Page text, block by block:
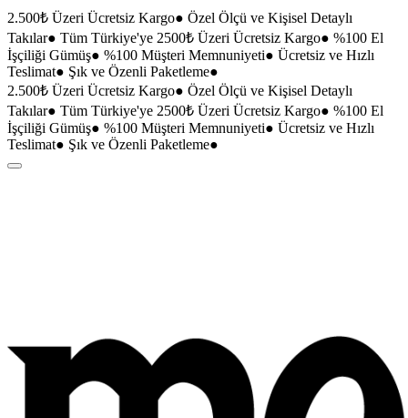
2.500₺ Üzeri Ücretsiz Kargo● Özel Ölçü ve Kişisel Detaylı
Takılar● Tüm Türkiye'ye 2500₺ Üzeri Ücretsiz Kargo● %100 El
İşçiliği Gümüş● %100 Müşteri Memnuniyeti● Ücretsiz ve Hızlı
Teslimat● Şık ve Özenli Paketleme●
2.500₺ Üzeri Ücretsiz Kargo● Özel Ölçü ve Kişisel Detaylı
Takılar● Tüm Türkiye'ye 2500₺ Üzeri Ücretsiz Kargo● %100 El
İşçiliği Gümüş● %100 Müşteri Memnuniyeti● Ücretsiz ve Hızlı
Teslimat● Şık ve Özenli Paketleme●